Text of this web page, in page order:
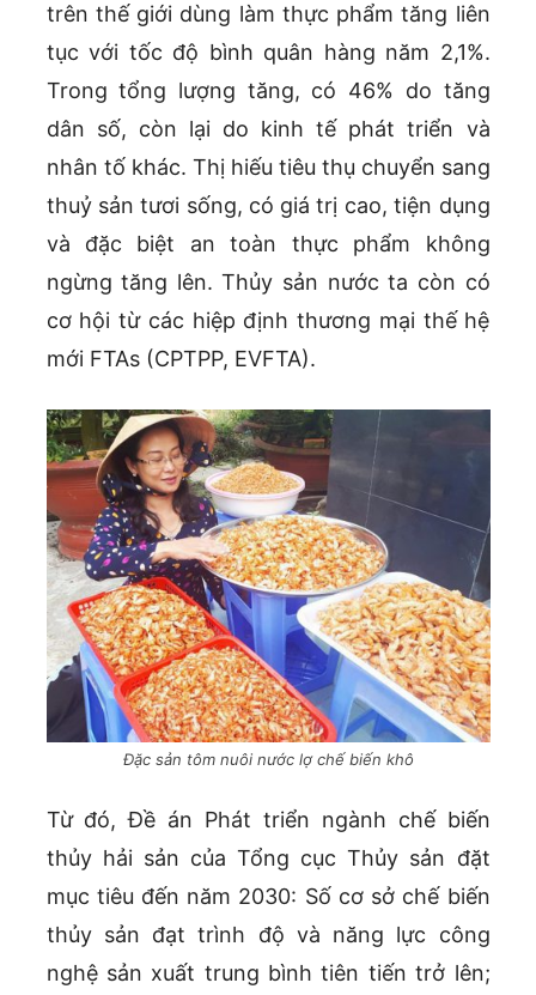
trên thế giới dùng làm thực phẩm tăng liên
tục với tốc độ bình quân hàng năm 2,1%.
Trong tổng lượng tăng, có 46% do tăng
dân số, còn lại do kinh tế phát triển và
nhân tố khác. Thị hiếu tiêu thụ chuyển sang
thuỷ sản tươi sống, có giá trị cao, tiện dụng
và đặc biệt an toàn thực phẩm không
ngừng tăng lên. Thủy sản nước ta còn có
cơ hội từ các hiệp định thương mại thế hệ
mới FTAs (CPTPP, EVFTA).
Đặc sản tôm nuôi nước lợ chế biến khô
Từ đó, Đề án Phát triển ngành chế biến
thủy hải sản của Tổng cục Thủy sản đặt
mục tiêu đến năm 2030: Số cơ sở chế biến
thủy sản đạt trình độ và năng lực công
nghệ sản xuất trung bình tiên tiến trở lên;